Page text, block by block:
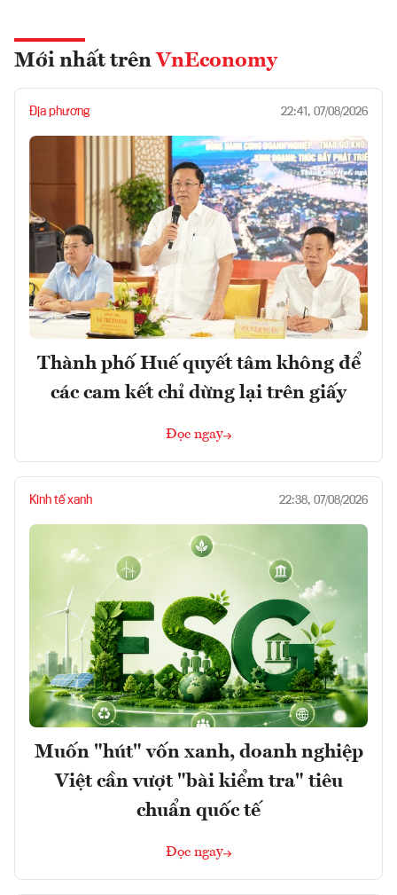
Mới nhất trên VnEconomy
Địa phương 22:41, 07/08/2026
Thành phố Huế quyết tâm không để
các cam kết chỉ dừng lại trên giấy
Đọc ngay
Kinh tế xanh 22:38, 07/08/2026
Muốn "hút" vốn xanh, doanh nghiệp
Việt cần vượt "bài kiểm tra" tiêu
chuẩn quốc tế
Đọc ngay